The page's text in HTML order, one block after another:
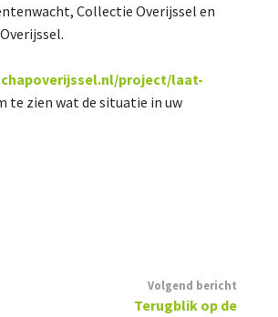
Collectie Overijssel en
project/laat-
te zien wat de situatie in uw
Volgend bericht
Terugblik op de